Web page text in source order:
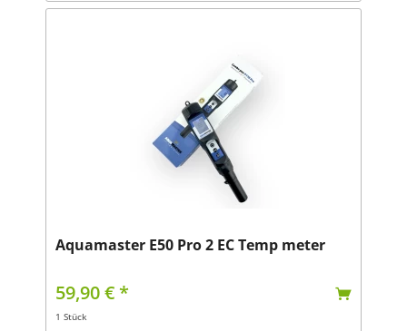
Aquamaster E50 Pro 2 EC Temp meter
59,90 € *
1 Stück